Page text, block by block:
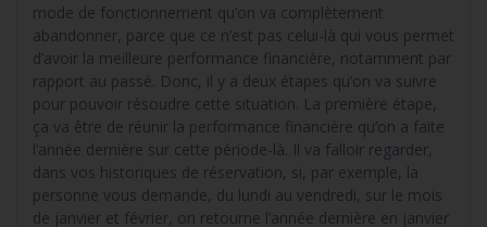
mode de fonctionnement qu’on va complètement
abandonner, parce que ce n’est pas celui-là qui vous permet
d’avoir la meilleure performance financière, notamment par
rapport au passé. Donc, il y a deux étapes qu’on va suivre
pour pouvoir résoudre cette situation. La première étape,
ça va être de réunir la performance financière qu’on a faite
l’année dernière sur cette période-là. Il va falloir regarder,
dans vos historiques de réservation, si, par exemple, la
personne vous demande, du lundi au vendredi, sur le mois
de janvier et février, on retourne l’année dernière en janvier